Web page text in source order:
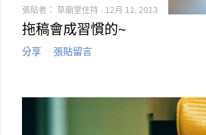
張貼者： 草廟堂住持 12月 11, 2013
拖稿會成習慣的~
分享 張貼留言